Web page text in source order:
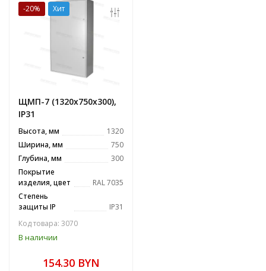
-20%
Хит
ЩМП-7 (1320х750х300),
IP31
Высота, мм
1320
Ширина, мм
750
Глубина, мм
300
Покрытие
изделия, цвет
RAL 7035
Степень
защиты IP
IP31
Код товара: 3070
В наличии
154.30 BYN